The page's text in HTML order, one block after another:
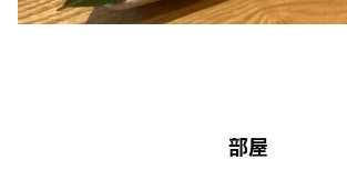
部屋